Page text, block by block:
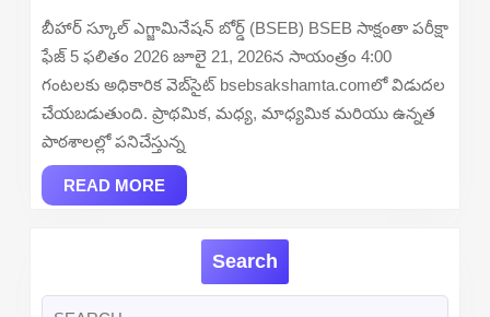
5
Result
2026
Out
Today
Qualifying
Status
at
బీహార్ స్కూల్ ఎగ్జామినేషన్ బోర్డ్ (BSEB) BSEB సాక్షంతా పరీక్షా
ఫేజ్ 5 ఫలితం 2026 జూలై 21, 2026న సాయంత్రం 4:00
గంటలకు అధికారిక వెబ్‌సైట్ bsebsakshamta.comలో విడుదల
చేయబడుతుంది. ప్రాథమిక, మధ్య, మాధ్యమిక మరియు ఉన్నత
పాఠశాలల్లో పనిచేస్తున్న
READ MOREREAD
MORE
Search